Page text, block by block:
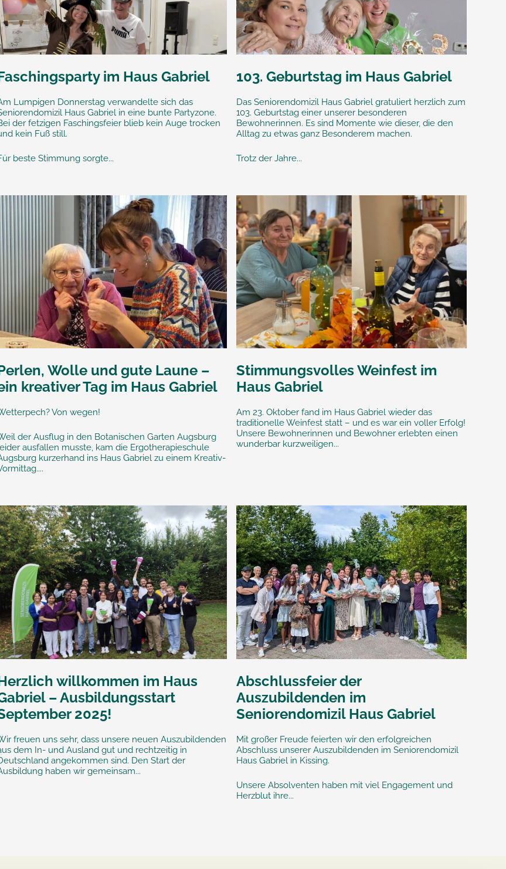
im Haus Gabriel
Lumpigen Donnerstag verwandelte sich das
Haus Gabriel in eine bunte Partyzone.
der fetzigen Faschingsfeier blieb kein Auge trocken
kein Fuß still.
beste Stimmung sorgte...
103. Geburtstag im Haus Gabriel
Das Seniorendomizil Haus Gabriel gratuliert herzlich zum
103. Geburtstag einer unserer besonderen
Bewohnerinnen. Es sind Momente wie dieser, die den
Alltag zu etwas ganz Besonderem machen.
Trotz der Jahre...
Wolle und gute Laune –
kreativer Tag im Haus Gabriel
Von wegen!
der Ausflug in den Botanischen Garten Augsburg
ausfallen musste, kam die Ergotherapieschule
kurzerhand ins Haus Gabriel zu einem Kreativ-
Stimmungsvolles Weinfest im
Haus Gabriel
Am 23. Oktober fand im Haus Gabriel wieder das
traditionelle Weinfest statt – und es war ein voller Erfolg!
Unsere Bewohnerinnen und Bewohner erlebten einen
wunderbar kurzweiligen...
willkommen im Haus
– Ausbildungsstart
2025!
freuen uns sehr, dass unsere neuen Auszubildenden
dem In- und Ausland gut und rechtzeitig in
angekommen sind. Den Start der
haben wir gemeinsam...
Abschlussfeier der
Auszubildenden im
Seniorendomizil Haus Gabriel
Mit großer Freude feierten wir den erfolgreichen
Abschluss unserer Auszubildenden im Seniorendomizil
Haus Gabriel in Kissing.
Unsere Absolventen haben mit viel Engagement und
Herzblut ihre...